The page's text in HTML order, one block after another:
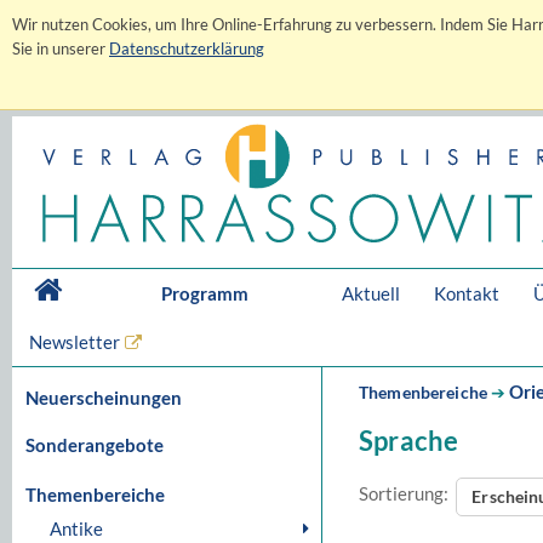
Wir nutzen Cookies, um Ihre Online-Erfahrung zu verbessern. Indem Sie
Sie in unserer Datenschutzerklärung
Programm Aktuell Kontakt
Newsletter
Neuerscheinungen
Sonderangebote
Themenbereiche
Antike
Themenbereiche➔
Sprache
Sortierung: